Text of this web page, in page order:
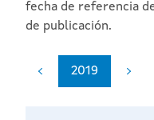
fecha de referencia
de publicación.
2019